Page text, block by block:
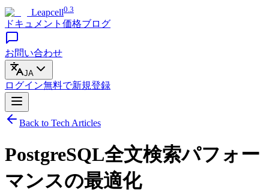
Leapcell0.3
ドキュメント 価格ブログ
お問い合わせ
JA
ログイン無料で新規登録
Back to Tech Articles
PostgreSQL全文検索パフォー
マンスの最適化